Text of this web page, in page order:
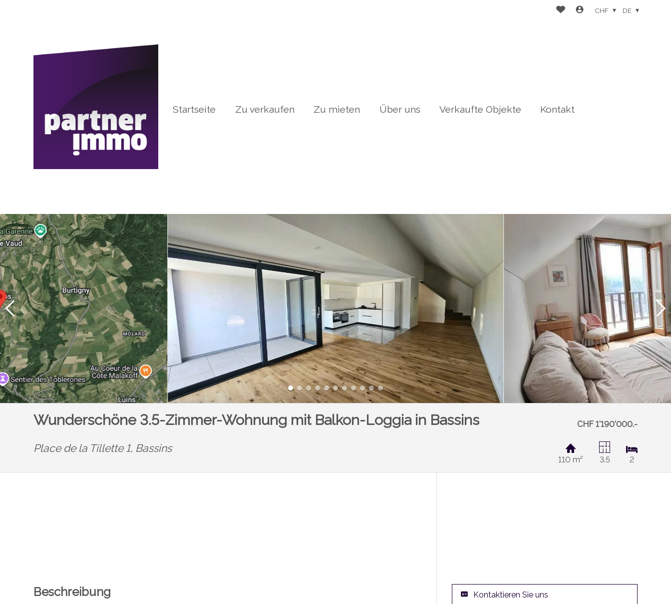
Startseite Zu verkaufen Zu mieten Über uns Verkaufte Objekte Kontakt
CHF DE
Wunderschöne 3.5-Zimmer-Wohnung mit Balkon-Loggia in Bassins CHF 1'190'000.-
Place de la Tillette 1, Bassins
110 m² 3.5 2
Beschreibung Kontaktieren Sie uns